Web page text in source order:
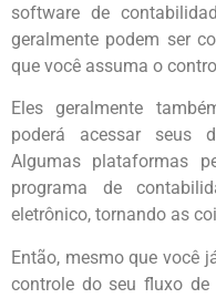
software de
geralmente podem ser
que você assuma o
Eles geralmente
poderá acessar seus
Algumas plataformas
programa de
eletrônico, tornando as
Então, mesmo que você
controle do seu fluxo